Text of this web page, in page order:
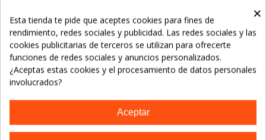
×
Esta tienda te pide que aceptes cookies para fines de
rendimiento, redes sociales y publicidad. Las redes sociales y las
cookies publicitarias de terceros se utilizan para ofrecerte
funciones de redes sociales y anuncios personalizados.
¿Aceptas estas cookies y el procesamiento de datos personales
involucrados?
Aceptar